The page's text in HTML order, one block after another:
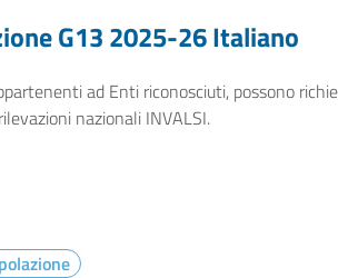
G13 2025-26 Italiano
ad Enti riconosciuti, possono
nazionali INVALSI.